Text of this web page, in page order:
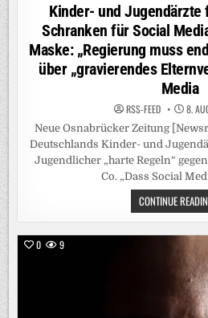
Kinder- und Jugendärzte
Schranken für Social
Maske: „Regierung muss
über „gravierendes
Media
RSS-FEED 8.
Neue Osnabrücker Zeitung
Deutschlands Kinder- und
Jugendlicher „harte Regeln“
Co. „Dass Social
CONTINUE
0 9